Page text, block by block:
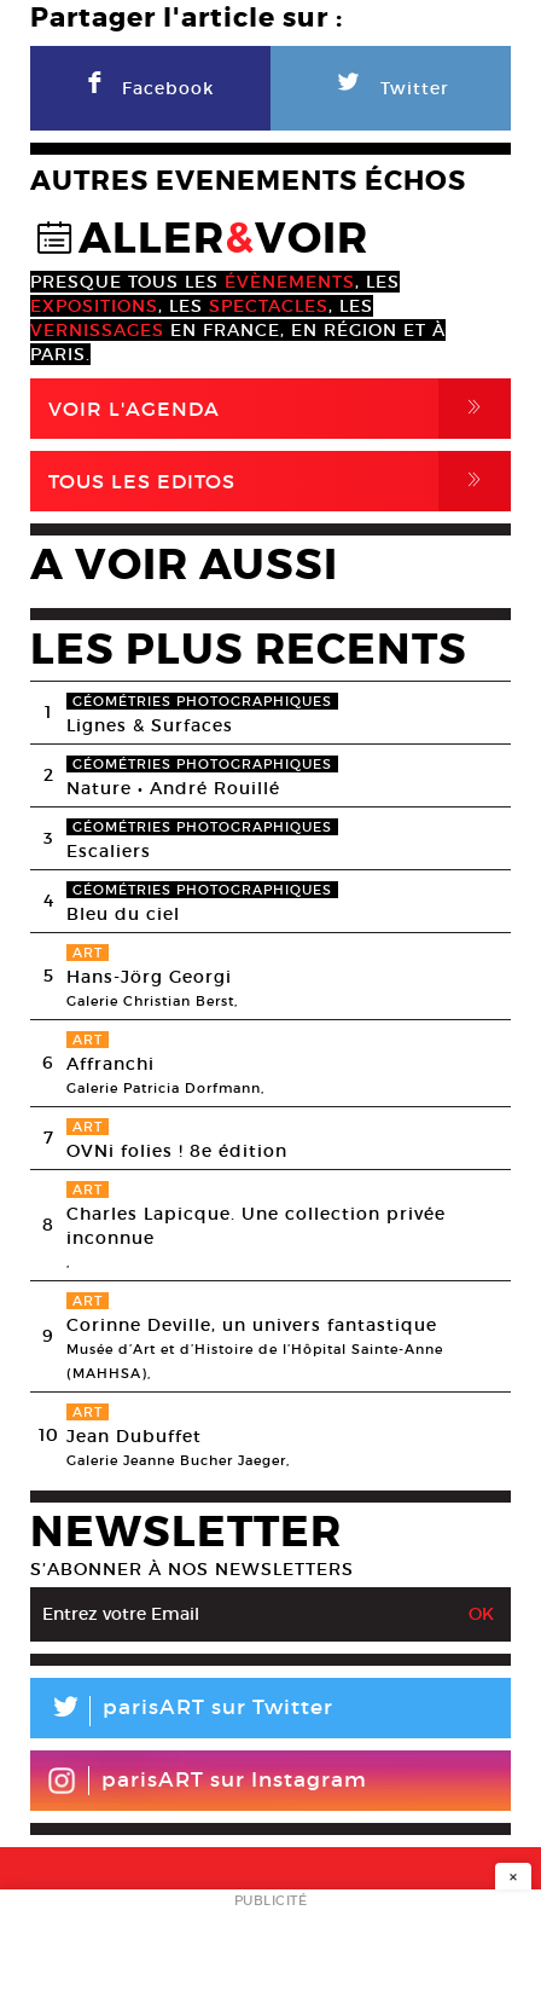
Partager l'article sur :
F Facebook L Twitter
AUTRES EVENEMENTS ÉCHOS
@ALLER&VOIR
PRESQUE TOUS LES ÉVÈNEMENTS, LES
EXPOSITIONS, LES SPECTACLES, LES
VERNISSAGES EN FRANCE, EN RÉGION ET À
PARIS.
VOIR L'AGENDA ,
TOUS LES EDITOS ,
A VOIR AUSSI
LES PLUS RECENTS
1 GÉOMÉTRIES PHOTOGRAPHIQUES
Lignes & Surfaces
2 GÉOMÉTRIES PHOTOGRAPHIQUES
Nature • André Rouillé
3 GÉOMÉTRIES PHOTOGRAPHIQUES
Escaliers
4 GÉOMÉTRIES PHOTOGRAPHIQUES
Bleu du ciel
5
ART
Hans-Jörg Georgi
Galerie Christian Berst,
6
ART
Affranchi
Galerie Patricia Dorfmann,
7 ART
OVNi folies ! 8e édition
8
ART
Charles Lapicque. Une collection privée
inconnue
,
9
ART
Corinne Deville, un univers fantastique
Musée d’Art et d’Histoire de l’Hôpital Sainte-Anne
(MAHHSA),
10
ART
Jean Dubuffet
Galerie Jeanne Bucher Jaeger,
NEWSLETTER
S’ABONNER À NOS NEWSLETTERS
L parisART sur Twitter
parisART sur Instagram
NEWSLETTER
×
PUBLICITÉ